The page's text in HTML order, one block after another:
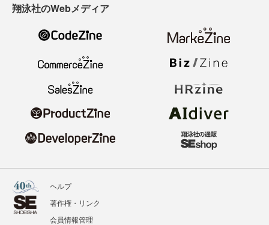
翔泳社のWebメディア
ヘルプ
著作権・リンク
会員情報管理